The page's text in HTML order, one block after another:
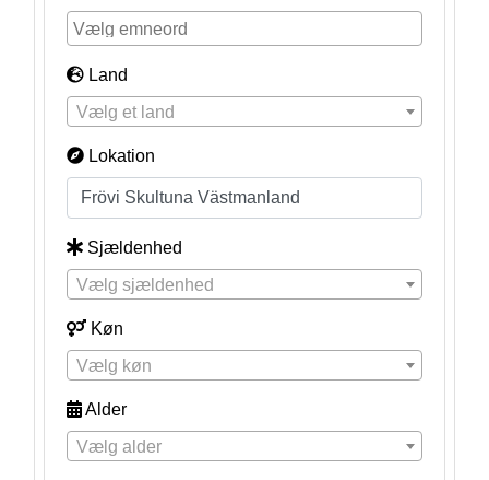
Land
Vælg et land
Lokation
Sjældenhed
Vælg sjældenhed
Køn
Vælg køn
Alder
Vælg alder